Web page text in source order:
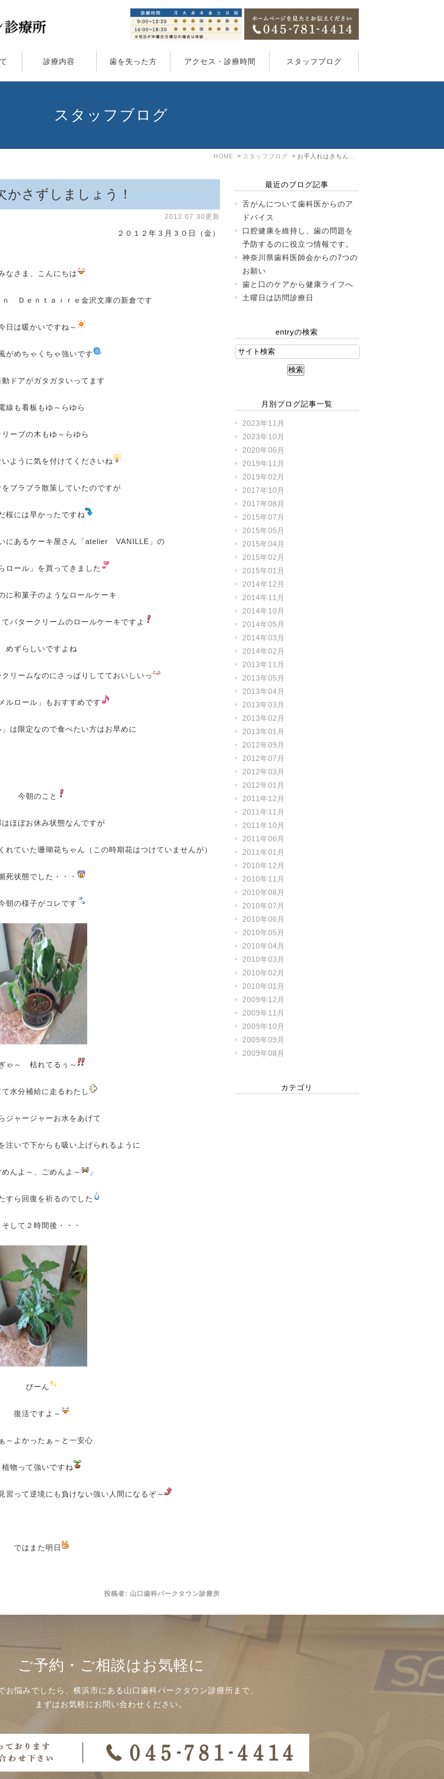
診療内容 歯を失った方 アクセス・診療時間 スタッフブログ
スタッフブログ
HOME スタッフブログ お手入れはきちんと欠かさずしましょう！
さずしましょう！
2012.07.30更新
２０１２年３月３０日（金）
なさま、こんにちは
Ｄｅｎｔａｉｒｅ金沢文庫の新倉です
日は暖かいですね～
がめちゃくちゃ強いです
動ドアがガタガタいってます
線も看板もゆ～らゆら
リーブの木もゆ～らゆら
ように気を付けてくださいね
ブラブラ散策していたのですが
桜には早かったですね
にあるケーキ屋さん「atelier VANILLE」の
ロール」を買ってきました
に和菓子のようなロールケーキ
バタークリームのロールケーキですよ
めずらしいですよね
リームなのにさっぱりしてておいしいっ
ルロール」もおすすめです
は限定なので食べたい方はお早めに
今朝のこと
はほぼお休み状態なんですが
ていた珊瑚花ちゃん（この時期花はつけていませんが）
死状態でした・・・
朝の様子がコレです
ゃ～ 枯れてるぅ～
て水分補給に走るわたし
ジャージャーお水をあげて
注いで下からも吸い上げられるように
めんよ～、ごめんよ～ 」
すら回復を祈るのでした
そして２時間後・・・
ぴーん
復活ですよ～
～よかったぁ～と一安心
植物って強いですね
習って逆境にも負けない強い人間になるぞ～
ではまた明日
投稿者: 山口歯科パークタウン診療所
最近のブログ記事
舌がんについて歯科医からのア
ドバイス
口腔健康を維持し、歯の問題を
予防するのに役立つ情報です。
神奈川県歯科医師会からの7つの
お願い
歯と口のケアから健康ライフへ
土曜日は訪問診療日
entryの検索
月別ブログ記事一覧
2023年11月
2023年10月
2020年06月
2019年11月
2019年02月
2017年10月
2017年08月
2015年07月
2015年05月
2015年04月
2015年02月
2015年01月
2014年12月
2014年11月
2014年10月
2014年05月
2014年03月
2014年02月
2013年11月
2013年05月
2013年04月
2013年03月
2013年02月
2013年01月
2012年09月
2012年07月
2012年03月
2012年01月
2011年12月
2011年11月
2011年10月
2011年06月
2011年01月
2010年12月
2010年11月
2010年08月
2010年07月
2010年06月
2010年05月
2010年04月
2010年03月
2010年02月
2010年01月
2009年12月
2009年11月
2009年10月
2009年09月
2009年08月
カテゴリ
ご予約・ご相談はお気軽に
お悩みでしたら、横浜市にある山口歯科パークタウン診療所まで、
まずはお気軽にお問い合わせください。